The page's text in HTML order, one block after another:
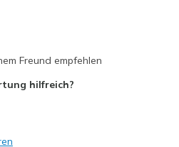
Freund empfehlen
hilfreich?